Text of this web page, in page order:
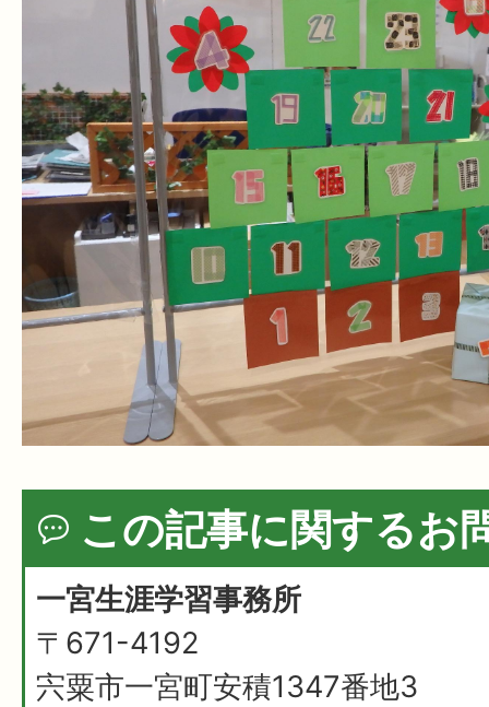
この記事に関するお
一宮生涯学習事務所
〒671-4192
宍粟市一宮町安積1347番地3